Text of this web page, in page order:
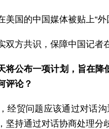
美国的中国媒体被贴上“
双方共识，保障中国记者
将公布一项计划，旨在
评论？
经贸问题应该通过对话
坚持通过对话协商处理分